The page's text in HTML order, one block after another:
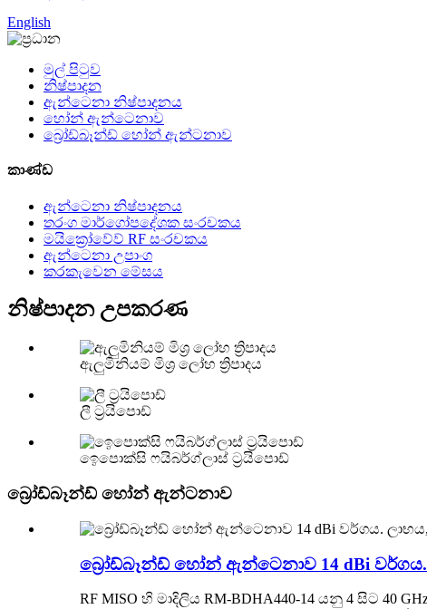
English
මුල් පිටුව
නිෂ්පාදන
ඇන්ටෙනා නිෂ්පාදනය
හෝන් ඇන්ටෙනාව
බ්‍රෝඩ්බෑන්ඩ් හෝන් ඇන්ටනාව
කාණ්ඩ
ඇන්ටෙනා නිෂ්පාදනය
තරංග මාර්ගෝපදේශක සංරචකය
මයික්‍රෝවේව් RF සංරචකය
ඇන්ටෙනා උපාංග
කරකැවෙන මේසය
නිෂ්පාදන උපකරණ
ඇලුමිනියම් මිශ්‍ර ලෝහ ත්‍රිපාදය
ලී ට්‍රයිපොඩ්
ඉෙපොක්සි ෆයිබර්ග්ලාස් ට්‍රයිපොඩ්
බ්‍රෝඩ්බෑන්ඩ් හෝන් ඇන්ටනාව
බ්‍රෝඩ්බෑන්ඩ් හෝන් ඇන්ටෙනාව 14 dBi වර්ගය.
RF MISO හි මාදිලිය RM-BDHA440-14 යනු 4 සිට